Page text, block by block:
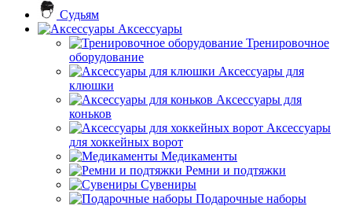
Судьям
Аксессуары
Тренировочное
оборудование
Аксессуары для
клюшки
Аксессуары для
коньков
Аксессуары
для хоккейных ворот
Медикаменты
Ремни и подтяжки
Сувениры
Подарочные наборы